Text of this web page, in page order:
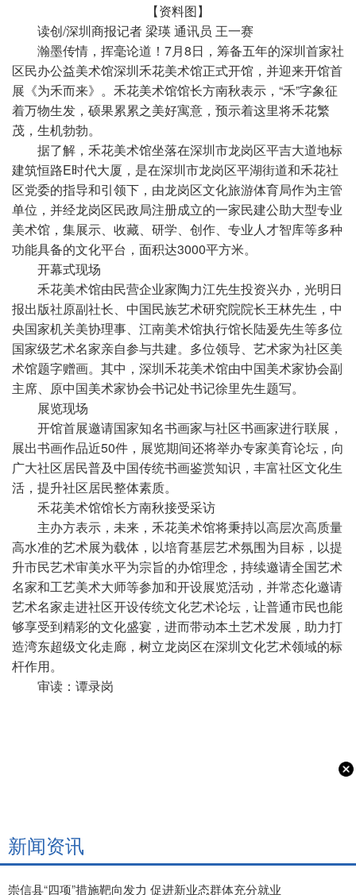
【资料图】
读创/深圳商报记者 梁瑛 通讯员 王一赛
瀚墨传情，挥毫论道！7月8日，筹备五年的深圳首家社
区民办公益美术馆深圳禾花美术馆正式开馆，并迎来开馆首
展《为禾而来》。禾花美术馆馆长方南秋表示，“禾”字象征
着万物生发，硕果累累之美好寓意，预示着这里将禾花繁
茂，生机勃勃。
据了解，禾花美术馆坐落在深圳市龙岗区平吉大道地标
建筑恒路E时代大厦，是在深圳市龙岗区平湖街道和禾花社
区党委的指导和引领下，由龙岗区文化旅游体育局作为主管
单位，并经龙岗区民政局注册成立的一家民建公助大型专业
美术馆，集展示、收藏、研学、创作、专业人才智库等多种
功能具备的文化平台，面积达3000平方米。
开幕式现场
禾花美术馆由民营企业家陶力江先生投资兴办，光明日
报出版社原副社长、中国民族艺术研究院院长王林先生，中
央国家机关美协理事、江南美术馆执行馆长陆爰先生等多位
国家级艺术名家亲自参与共建。多位领导、艺术家为社区美
术馆题字赠画。其中，深圳禾花美术馆由中国美术家协会副
主席、原中国美术家协会书记处书记徐里先生题写。
展览现场
开馆首展邀请国家知名书画家与社区书画家进行联展，
展出书画作品近50件，展览期间还将举办专家美育论坛，向
广大社区居民普及中国传统书画鉴赏知识，丰富社区文化生
活，提升社区居民整体素质。
禾花美术馆馆长方南秋接受采访
主办方表示，未来，禾花美术馆将秉持以高层次高质量
高水准的艺术展为载体，以培育基层艺术氛围为目标，以提
升市民艺术审美水平为宗旨的办馆理念，持续邀请全国艺术
名家和工艺美术大师等参加和开设展览活动，并常态化邀请
艺术名家走进社区开设传统文化艺术论坛，让普通市民也能
够享受到精彩的文化盛宴，进而带动本土艺术发展，助力打
造湾东超级文化走廊，树立龙岗区在深圳文化艺术领域的标
杆作用。
审读：谭录岗
新闻资讯
崇信县“四项”措施靶向发力 促进新业态群体充分就业